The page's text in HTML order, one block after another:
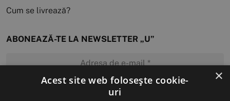
Cum se livrează?
ABONEAZĂ-TE LA NEWSLETTER „U”
MĂ ABONEZ
×
Acest site web folosește cookie-
uri